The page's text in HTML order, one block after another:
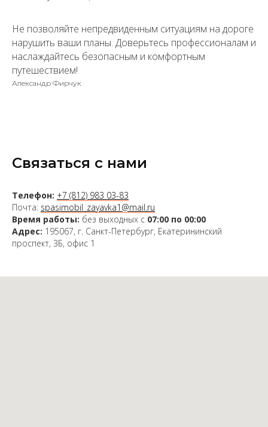
Не позволяйте непредвиденным ситуациям на дороге
нарушить ваши планы. Доверьтесь профессионалам и
наслаждайтесь безопасным и комфортным
путешествием!
Александр Фирчук
Связаться с нами
Телефон: +7 (812) 983 03-83
Почта: spasimobil_zayavka1@mail.ru
Время работы: без выходных с 07:00 по 00:00
Адрес: 195067, г. Санкт-Петербург, Екатерининский
проспект, 3Б, офис 1